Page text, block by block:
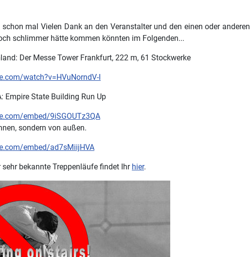
mal Vielen Dank an den Veranstalter und den einen oder anderen
schlimmer hätte kommen könnten im Folgenden...
Der Messe Tower Frankfurt, 222 m, 61 Stockwerke
watch?v=HVuNorndV-I
Empire State Building Run Up
embed/9iSGOUTz3QA
sondern von außen.
embed/ad7sMiijHVA
sehr bekannte Treppenläufe findet Ihr hier.